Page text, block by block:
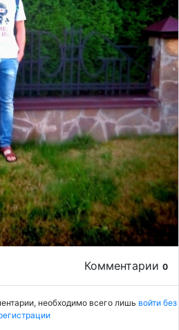
Комментарии 0
необходимо всего лишь войти без